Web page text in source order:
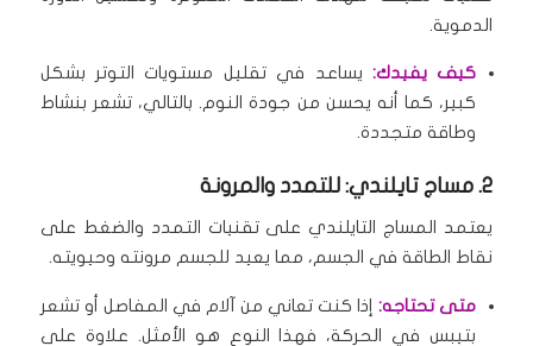
الدموية.
كيف يفيدك:يساعد في تقليل مستويات التوتر بشكل
كبير، كما أنه يحسن من جودة النوم.بالتالي، تشعر بنشاط
وطاقة متجددة.
2. مساج تايلندي: للتمدد والمرونة
يعتمد المساج التايلندي على تقنيات التمدد والضغط على
نقاط الطاقة في الجسم، مما يعيد للجسم مرونته وحيويته.
متى تحتاجه:إذا كنت تعاني من آلام في المفاصل أو تشعر
بتيبس في الحركة، فهذا النوع هو الأمثل. علاوة على